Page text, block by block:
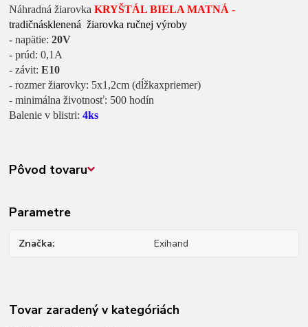
Náhradná žiarovkaKRYŠTÁL BIELA MATNÁ -
tradičnásklenená žiarovka ručnej výroby
- napätie:20V
- prúd: 0,1A
- závit:E10
- rozmer žiarovky: 5x1,2cm (dĺžkaxpriemer)
- minimálna životnosť: 500 hodín
Balenie v blistri:4ks
Pôvod tovaru
Parametre
Značka Exihand
Tovar zaradený v kategóriách